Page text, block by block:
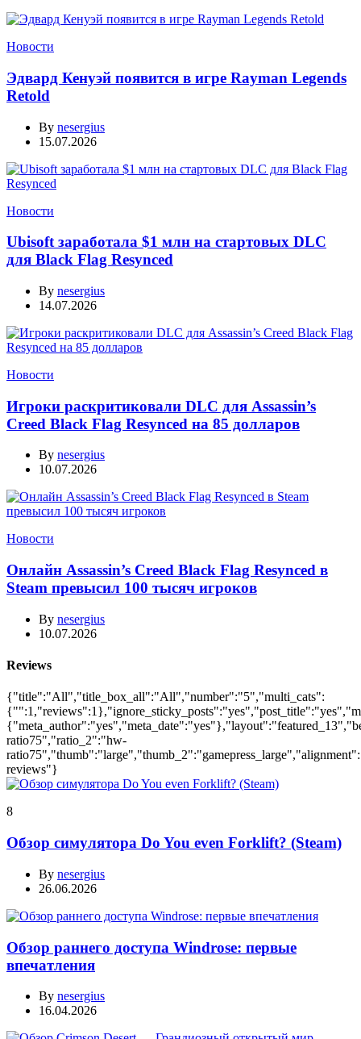
Новости
Эдвард Кенуэй появится в игре Rayman Legends
Retold
By nesergius
15.07.2026
Новости
Ubisoft заработала $1 млн на стартовых DLC
для Black Flag Resynced
By nesergius
14.07.2026
Новости
Игроки раскритиковали DLC для Assassin’s
Creed Black Flag Resynced на 85 долларов
By nesergius
10.07.2026
Новости
Онлайн Assassin’s Creed Black Flag Resynced в
Steam превысил 100 тысяч игроков
By nesergius
10.07.2026
Reviews
{"title":"All","title_box_all":"All","number":"5","multi_cats":
ratio75","ratio_2":"hw-
reviews"}
8
Обзор симулятора Do You even Forklift? (Steam)
By nesergius
26.06.2026
Обзор раннего доступа Windrose: первые
впечатления
By nesergius
16.04.2026